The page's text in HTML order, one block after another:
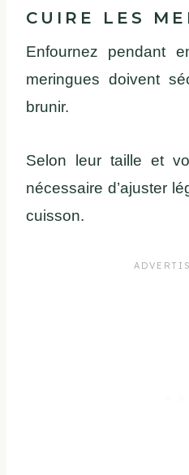
CUIRE LES
Enfournez pendant
meringues doivent
brunir.
Selon leur taille et
nécessaire d’ajuster
cuisson.